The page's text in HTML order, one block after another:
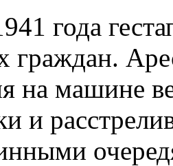
года
граждан.
на машине
и